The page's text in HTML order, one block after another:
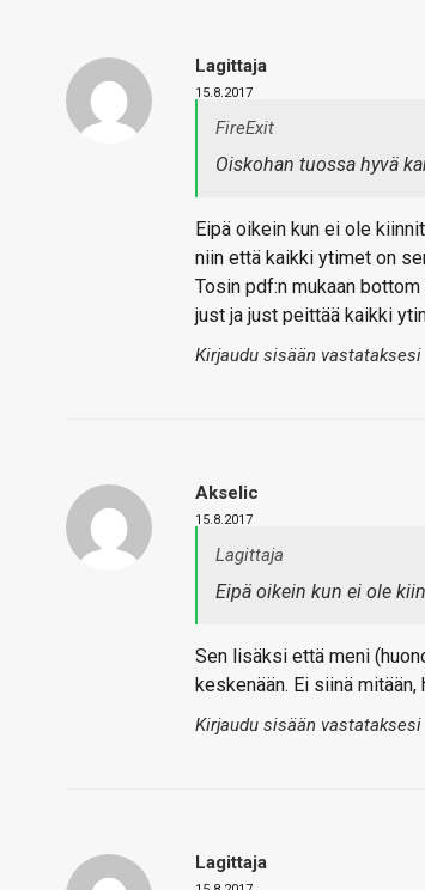
Lagittaja
15.8.2017
FireExit
Oiskohan tuossa hyvä
Eipä oikein kun ei ole
niin että kaikki ytimet on
Tosin pdf:n mukaan
just ja just peittää kaikki
Kirjaudu sisään vastataksesi
Akselic
15.8.2017
Lagittaja
Eipä oikein kun ei ole
Sen lisäksi että meni
keskenään. Ei siinä
Kirjaudu sisään vastataksesi
Lagittaja